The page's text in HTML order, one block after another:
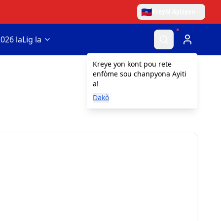
🇭🇹
laLig la
Kreye yon kont pou rete
enfòme sou chanpyona Ayiti
a!
Dakò